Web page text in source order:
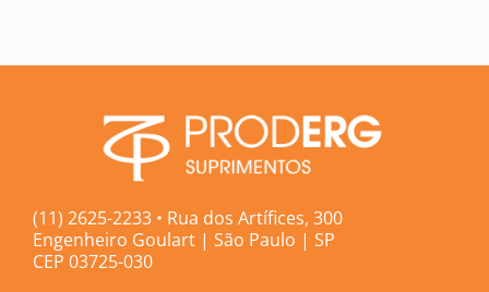
(11) 2625-2233 • Rua dos Artífices, 300
Engenheiro Goulart | São Paulo | SP
CEP 03725-030